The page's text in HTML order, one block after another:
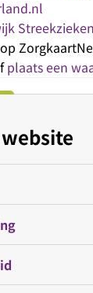
plaats een